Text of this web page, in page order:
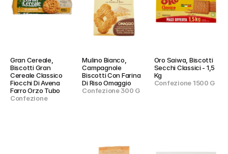
Gran Cereale,
Biscotti Gran
Cereale Classico
Fiocchi Di Avena
Farro Orzo Tubo
Confezione
Mulino Bianco,
Campagnole
Biscotti Con Farina
Di Riso Omaggio
Confezione 300 G
Oro Saiwa, Biscotti
Secchi Classici - 1,5
Kg
Confezione 1500 G